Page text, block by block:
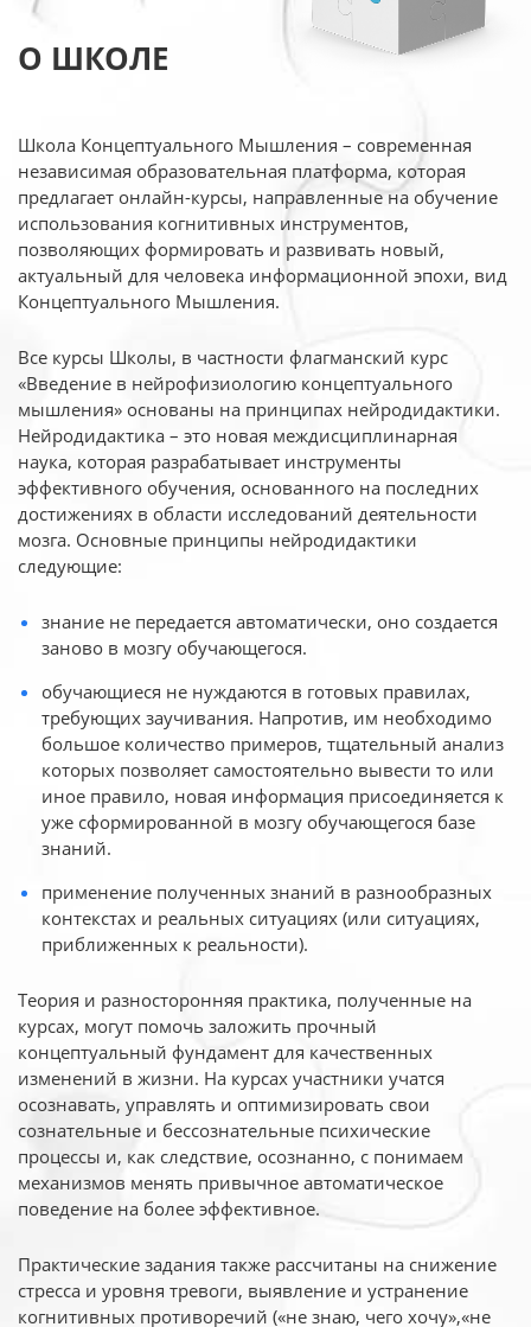
О ШКОЛЕ
Школа Концептуального Мышления – современная
независимая образовательная платформа, которая
предлагает онлайн-курсы, направленные на обучение
использования когнитивных инструментов,
позволяющих формировать и развивать новый,
актуальный для человека информационной эпохи, вид
Концептуального Мышления.
Все курсы Школы, в частности флагманский курс
«Введение в нейрофизиологию концептуального
мышления» основаны на принципах нейродидактики.
Нейродидактика – это новая междисциплинарная
наука, которая разрабатывает инструменты
эффективного обучения, основанного на последних
достижениях в области исследований деятельности
мозга. Основные принципы нейродидактики
следующие:
знание не передается автоматически, оно создается
заново в мозгу обучающегося.
обучающиеся не нуждаются в готовых правилах,
требующих заучивания. Напротив, им необходимо
большое количество примеров, тщательный анализ
которых позволяет самостоятельно вывести то или
иное правило, новая информация присоединяется к
уже сформированной в мозгу обучающегося базе
знаний.
применение полученных знаний в разнообразных
контекстах и реальных ситуациях (или ситуациях,
приближенных к реальности).
Теория и разносторонняя практика, полученные на
курсах, могут помочь заложить прочный
концептуальный фундамент для качественных
изменений в жизни. На курсах участники учатся
осознавать, управлять и оптимизировать свои
сознательные и бессознательные психические
процессы и, как следствие, осознанно, с понимаем
механизмов менять привычное автоматическое
поведение на более эффективное.
Практические задания также рассчитаны на снижение
стресса и уровня тревоги, выявление и устранение
когнитивных противоречий («не знаю, чего хочу»,«не